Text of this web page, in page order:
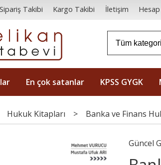
Sipariş Takibi Kargo Takibi İletişim Hesap
En çok satanlar KPSS GYGK
Hukuk Kitapları > Banka ve Finans
Güncel